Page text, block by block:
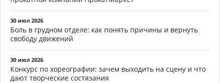
30 июл 2026
Боль в грудном отделе: как понять причины и вернуть
свободу движений
30 июл 2026
Конкурс по хореографии: зачем выходить на сцену и что
дают творческие состязания